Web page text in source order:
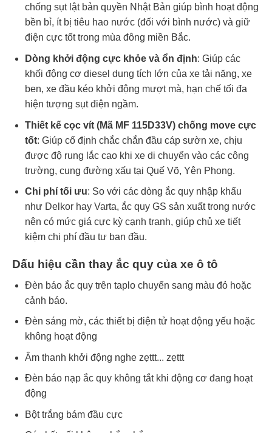
chống sụt lật bản quyền Nhật Bản giúp bình hoạt động
bền bỉ, ít bị tiêu hao nước (đối với bình nước) và giữ
điện cực tốt trong mùa đông miền Bắc.
Dòng khởi động cực khỏe và ổn định: Giúp các
khối động cơ diesel dung tích lớn của xe tải nặng, xe
ben, xe đầu kéo khởi động mượt mà, hạn chế tối đa
hiện tượng sụt điện ngầm.
Thiết kế cọc vít (Mã MF 115D33V) chống move cực
tốt: Giúp cố định chắc chắn đầu cáp sườn xe, chịu
được độ rung lắc cao khi xe di chuyển vào các công
trường, cung đường xấu tại Quế Võ, Yên Phong.
Chi phí tối ưu: So với các dòng ắc quy nhập khẩu
như Delkor hay Varta, ắc quy GS sản xuất trong nước
nên có mức giá cực kỳ cạnh tranh, giúp chủ xe tiết
kiệm chi phí đầu tư ban đầu.
Dấu hiệu cần thay ắc quy của xe ô tô
Đèn báo ắc quy trên taplo chuyển sang màu đỏ hoặc
cảnh báo.
Đèn sáng mờ, các thiết bị điện tử hoạt động yếu hoặc
không hoạt động
Âm thanh khởi động nghe zẹttt... zẹttt
Đèn báo nạp ắc quy không tắt khi động cơ đang hoạt
động
Bột trắng bám đầu cực